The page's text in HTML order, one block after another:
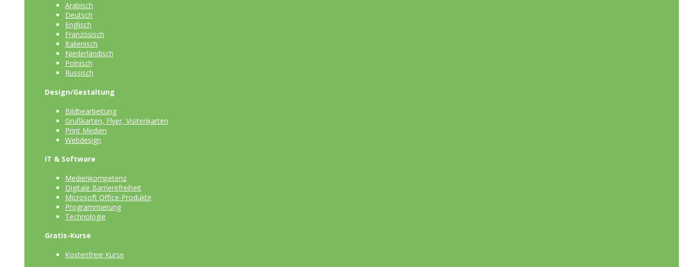
Arabisch
Deutsch
Englisch
Französisch
Italienisch
Niederländisch
Polnisch
Russisch
Design/Gestaltung
Bildbearbeitung
Grußkarten, Flyer, Visitenkarten
Print Medien
Webdesign
IT & Software
Medienkompetenz
Digitale Barrierefreiheit
Microsoft Office-Produkte
Programmierung
Technologie
Gratis-Kurse
Kostenfreie Kurse